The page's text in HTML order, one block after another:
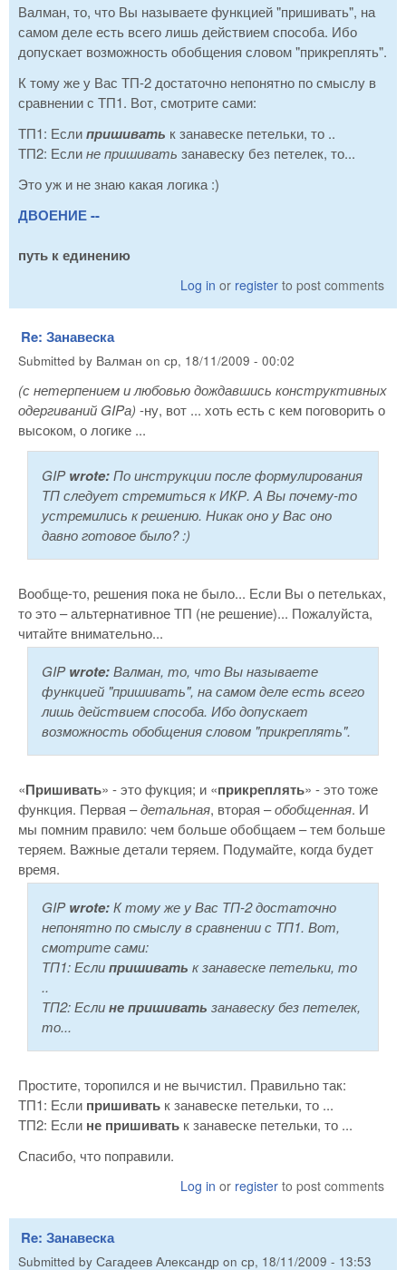
Валман, то, что Вы называете функцией "пришивать", на
самом деле есть всего лишь действием способа. Ибо
допускает возможность обобщения словом "прикреплять".
К тому же у Вас ТП-2 достаточно непонятно по смыслу в
сравнении с ТП1. Вот, смотрите сами:
ТП1: Еслипришивать к занавеске петельки, то ..
ТП2: Еслине пришивать занавеску без петелек, то...
Это уж и не знаю какая логика :)
ДВОЕНИЕ --
путь к единению
Log in or register to post comments
Re: Занавеска
Submitted by Валман on ср, 18/11/2009 - 00:02
(с нетерпением и любовью дождавшись конструктивных
одергиваний GIPа) -ну, вот ... хоть есть с кем поговорить о
высоком, о логике ...
GIPwrote:По инструкции после формулирования
ТП следует стремиться к ИКР. А Вы почему-то
устремились к решению. Никак оно у Вас оно
давно готовое было? :)
Вообще-то, решения пока не было... Если Вы о петельках,
то это – альтернативное ТП (не решение)... Пожалуйста,
читайте внимательно...
GIPwrote:Валман, то, что Вы называете
функцией "пришивать", на самом деле есть всего
лишь действием способа. Ибо допускает
возможность обобщения словом "прикреплять".
«Пришивать» - это фукция; и «прикреплять» - это тоже
функция. Первая –детальная, вторая –обобщенная. И
мы помним правило: чем больше обобщаем – тем больше
теряем. Важные детали теряем. Подумайте, когда будет
время.
GIPwrote:К тому же у Вас ТП-2 достаточно
непонятно по смыслу в сравнении с ТП1. Вот,
смотрите сами:
ТП1: Еслипришивать к занавеске петельки, то
..
ТП2: Еслине пришивать занавеску без петелек,
то...
Простите, торопился и не вычистил. Правильно так:
ТП1: Если пришивать к занавеске петельки, то ...
ТП2: Если не пришивать к занавеске петельки, то ...
Спасибо, что поправили.
Log in or register to post comments
Re: Занавеска
Submitted by Сагадеев Александр on ср, 18/11/2009 - 13:53